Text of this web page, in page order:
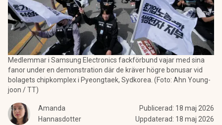
Medlemmar i Samsung Electronics fackförbund vajar med sina
fanor under en demonstration där de kräver högre bonusar vid
bolagets chipkomplex i Pyeongtaek, Sydkorea. (Foto: Ahn Young-
joon / TT)
Amanda
Hannasdotter
Publicerad: 18 maj 2026
Uppdaterad: 18 maj 2026